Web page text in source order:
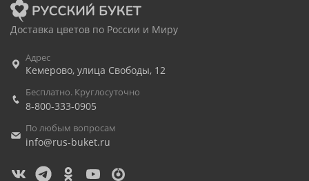
Доставка цветов по России и Миру
Адрес
Кемерово, улица Свободы, 12
Бесплатно. Круглосуточно
8-800-333-0905
По любым вопросам
info@rus-buket.ru